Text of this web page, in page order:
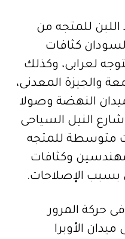
للمتجه من
كثافات
لعرابى، وكذلك
والجيزة المعدنى،
النهضة وصولا
النيل السياحى
متوسطة للمتجه
وكثافات
بسبب الإصلاحات.
حركة المرور
الأوبرا